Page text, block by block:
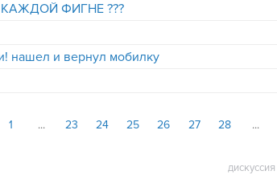
ФИГНЕ ???
нашел и вернул мобилку
1 23 24 25 26 27 28
дискуссия